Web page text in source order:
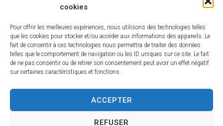
cookies
Pour offrir les meilleures expériences, nous utilisons des technologies telles
que les cookies pour stocker et/ou accéder aux informations des appareils. Le
fait de consentir à ces technologies nous permettra de traiter des données
telles que le comportement de navigation ou les ID uniques sur ce site. Le fait
de ne pas consentir ou de retirer son consentement peut avoir un effet négatif
sur certaines caractéristiques et fonctions.
ACCEPTER
REFUSER
28480 Thiron-Gardais
Traitement de données personnelles